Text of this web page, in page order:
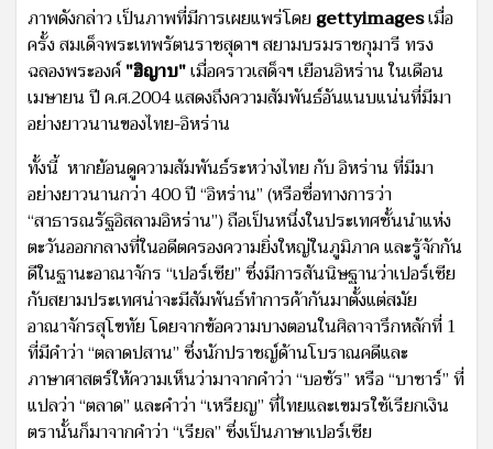
ภาพดังกล่าว เป็นภาพที่มีการเผยแพร่โดยgettyimagesเมื่อ
ครั้ง สมเด็จพระเทพรัตนราชสุดาฯ สยามบรมราชกุมารี ทรง
ฉลองพระองค์"ฮิญาบ"เมื่อคราวเสด็จฯ เยือนอิหร่าน ในเดือน
เมษายน ปี ค.ศ.2004 แสดงถึงความสัมพันธ์อันแนบแน่นที่มีมา
อย่างยาวนานของไทย-อิหร่าน
ทั้งนี้ หากย้อนดูความสัมพันธ์ระหว่างไทย กับ อิหร่าน ที่มีมา
อย่างยาวนานกว่า 400 ปี “อิหร่าน” (หรือชื่อทางการว่า
“สาธารณรัฐอิสลามอิหร่าน”) ถือเป็นหนึ่งในประเทศชั้นนำแห่ง
ตะวันออกกลางที่ในอดีตครองความยิ่งใหญ่ในภูมิภาค และรู้จักกัน
ดีในฐานะอาณาจักร “เปอร์เซีย” ซึ่งมีการสันนิษฐานว่าเปอร์เซีย
กับสยามประเทศน่าจะมีสัมพันธ์ทำการค้ากันมาตั้งแต่สมัย
อาณาจักรสุโขทัย โดยจากข้อความบางตอนในศิลาจารึกหลักที่ 1
ที่มีคำว่า “ตลาดปสาน” ซึ่งนักปราชญ์ด้านโบราณคดีและ
ภาษาศาสตร์ให้ความเห็นว่ามาจากคำว่า “บอซัร” หรือ “บาซาร์” ที่
แปลว่า “ตลาด” และคำว่า “เหรียญ” ที่ไทยและเขมรใช้เรียกเงิน
ตรานั้นก็มาจากคำว่า “เรียล” ซึ่งเป็นภาษาเปอร์เซีย